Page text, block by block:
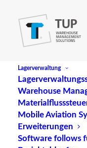
Lagerverwaltung
Warehouse
Mobile Aviation
Erweiterungen
Software follows
Filterwert
(engl.Filter value)